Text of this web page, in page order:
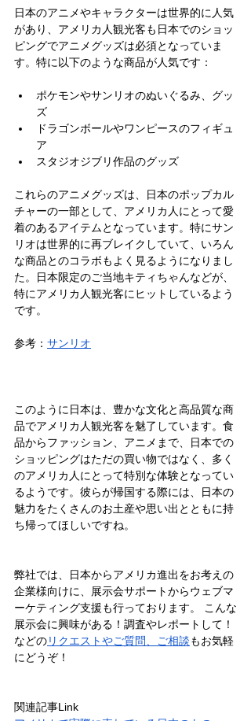
日本のアニメやキャラクターは世界的に人気
があり、アメリカ人観光客も日本でのショッ
ピングでアニメグッズは必須となっていま
す。特に以下のような商品が人気です：
ポケモンやサンリオのぬいぐるみ、グッ
ズ
ドラゴンボールやワンピースのフィギュ
ア
スタジオジブリ作品のグッズ
これらのアニメグッズは、日本のポップカル
チャーの一部として、アメリカ人にとって愛
着のあるアイテムとなっています。特にサン
リオは世界的に再ブレイクしていて、いろん
な商品とのコラボもよく見るようになりまし
た。日本限定のご当地キティちゃんなどが、
特にアメリカ人観光客にヒットしているよう
です。
参考： サンリオ
このように日本は、豊かな文化と高品質な商
品でアメリカ人観光客を魅了しています。食
品からファッション、アニメまで、日本での
ショッピングはただの買い物ではなく、多く
のアメリカ人にとって特別な体験となってい
るようです。彼らが帰国する際には、日本の
魅力をたくさんのお土産や思い出とともに持
ち帰ってほしいですね。
弊社では、日本からアメリカ進出をお考えの
企業様向けに、展示会サポートからウェブマ
ーケティング支援も行っております。 こんな
展示会に興味がある！調査やレポートして！
などのリクエストやご質問、ご相談もお気軽
にどうぞ！
関連記事Link